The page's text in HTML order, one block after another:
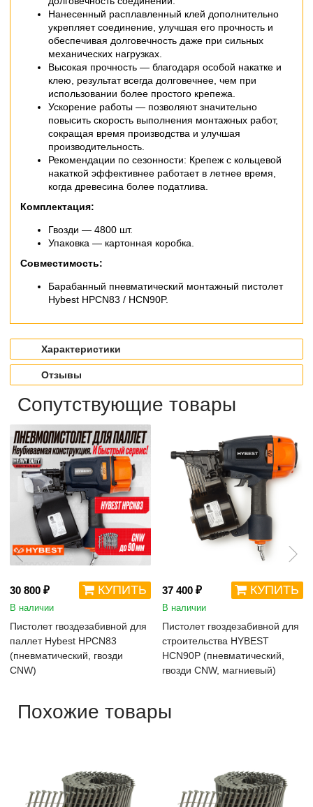
Нанесенный расплавленный клей дополнительно
укрепляет соединение, улучшая его прочность и
обеспечивая долговечность даже при сильных
механических нагрузках.
Высокая прочность — благодаря особой накатке и
клею, результат всегда долговечнее, чем при
использовании более простого крепежа.
Ускорение работы — позволяют значительно
повысить скорость выполнения монтажных работ,
сокращая время производства и улучшая
производительность.
Рекомендации по сезонности: Крепеж с кольцевой
накаткой эффективнее работает в летнее время,
когда древесина более податлива.
Комплектация:
Гвозди — 4800 шт.
Упаковка — картонная коробка.
Совместимость:
Барабанный пневматический монтажный пистолет
Hybest HPCN83 / HCN90P.
Характеристики
Отзывы
Сопутствующие товары
30 800 ₽ КУПИТЬ
В наличии
Пистолет гвоздезабивной для
паллет Hybest HPCN83
(пневматический, гвозди
CNW)
37 400 ₽ КУПИТЬ
В наличии
Пистолет гвоздезабивной для
строительства HYBEST
HCN90P (пневматический,
гвозди CNW, магниевый)
Похожие товары